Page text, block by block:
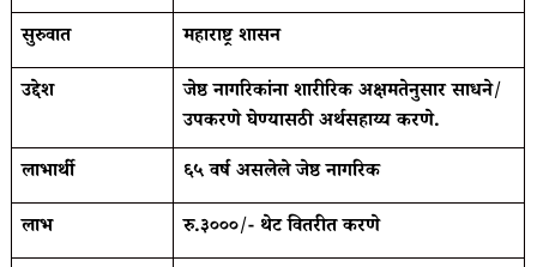
सुरुवात
महाराष्ट्र शासन
उद्देश
जेष्ठ नागरिकांना शारीरिक अक्षमतेनुसार साधने/
उपकरणे घेण्यासठी अर्थसहाय्य करणे.
लाभार्थी
६५ वर्ष असलेले जेष्ठ नागरिक
लाभ
रु.३०००/- थेट वितरीत करणे